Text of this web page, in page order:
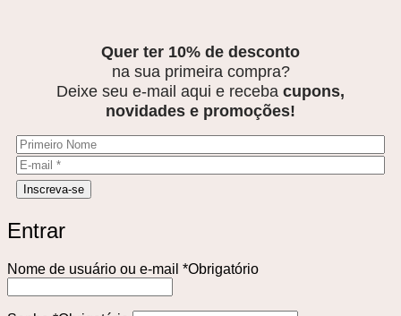
Quer ter 10% de desconto
na sua primeira compra?
Deixe seu e-mail aqui e receba cupons,
novidades e promoções!
Entrar
Nome de usuário ou e-mail *Obrigatório